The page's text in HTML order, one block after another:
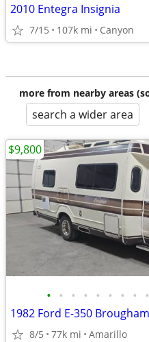
2010 Entegra Insignia
7/15 107k mi Canyon
more from nearby areas
search a wider area
• • • • • • • • •
1982 Ford E-350
8/5 77k mi Amarillo
$9,800